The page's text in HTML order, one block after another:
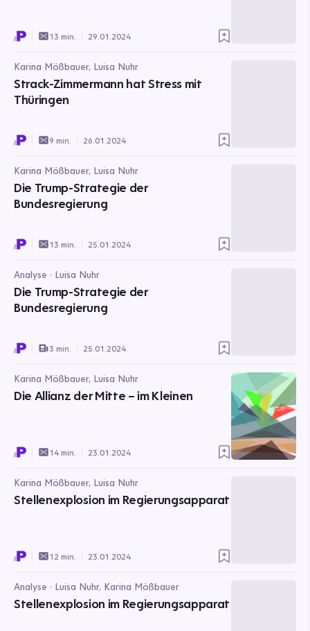
13 min. 29.01.2024
Karina Mößbauer, Luisa Nuhr
Strack-Zimmermann hat Stress mit
Thüringen
9 min. 26.01.2024
Karina Mößbauer, Luisa Nuhr
Die Trump-Strategie der
Bundesregierung
13 min. 25.01.2024
Analyse · Luisa Nuhr
Die Trump-Strategie der
Bundesregierung
3 min. 25.01.2024
Karina Mößbauer, Luisa Nuhr
Die Allianz der Mitte – im Kleinen
14 min. 23.01.2024
Karina Mößbauer, Luisa Nuhr
Stellenexplosion im Regierungsapparat
12 min. 23.01.2024
Analyse · Luisa Nuhr, Karina Mößbauer
Stellenexplosion im Regierungsapparat